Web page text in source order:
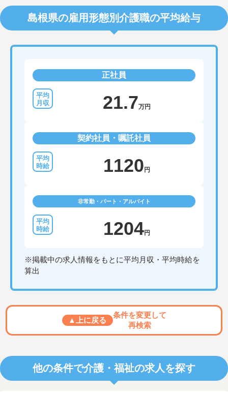
島根県の雇用形態別介護職の平均給与
正社員
21.7万円
契約社員・嘱託社員
1120 円
非常勤・パート・アルバイト
1204円
※掲載中の求人情報をもとに平均月収・平均時給を
算出
▲上に戻る
条件を変更して
再検索
他の条件で介護・福祉の求人を探す